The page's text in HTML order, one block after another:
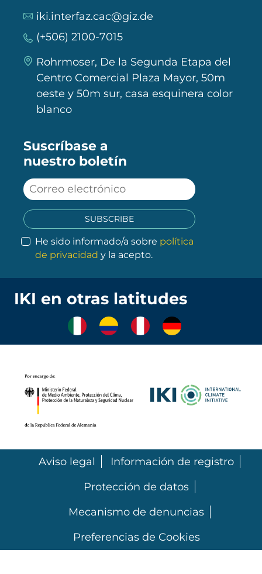
iki.interfaz.cac@giz.de
(+506) 2100-7015
Rohrmoser, De la Segunda Etapa del
Centro Comercial Plaza Mayor, 50m
oeste y 50m sur, casa esquinera color
blanco
Suscríbase a
nuestro boletín
SUBSCRIBE
He sido informado/a sobre política
de privacidad y la acepto.
IKI en otras latitudes
MENU FOOTER
Aviso legal
Información de registro
Protección de datos
Mecanismo de denuncias
Preferencias de Cookies